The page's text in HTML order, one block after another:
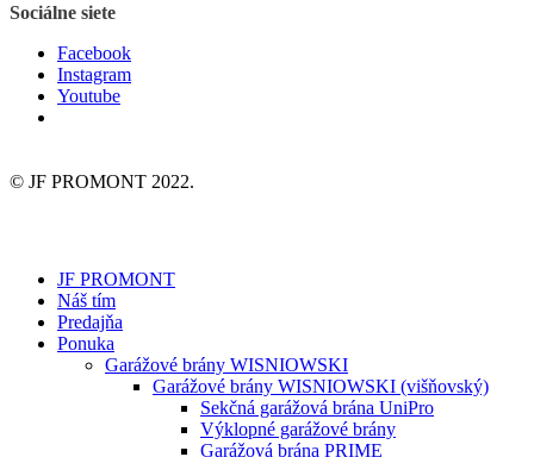
Sociálne siete
Facebook
Instagram
Youtube
© JF PROMONT 2022.
JF PROMONT
Náš tím
Predajňa
Ponuka
Garážové brány WISNIOWSKI
Garážové brány WISNIOWSKI (višňovský)
Sekčná garážová brána UniPro
Výklopné garážové brány
Garážová brána PRIME